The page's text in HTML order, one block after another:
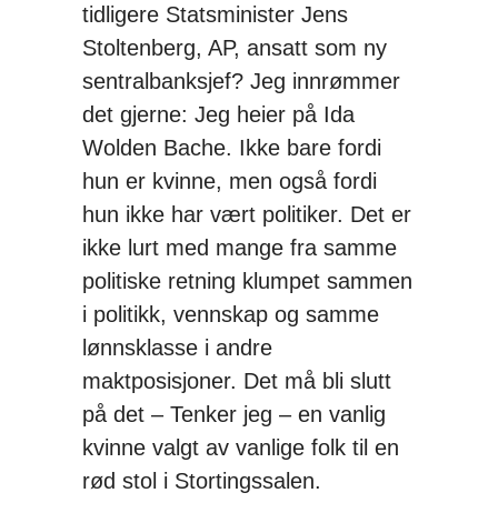
tidligere Statsminister Jens
Stoltenberg, AP, ansatt som ny
sentralbanksjef? Jeg innrømmer
det gjerne: Jeg heier på Ida
Wolden Bache. Ikke bare fordi
hun er kvinne, men også fordi
hun ikke har vært politiker. Det er
ikke lurt med mange fra samme
politiske retning klumpet sammen
i politikk, vennskap og samme
lønnsklasse i andre
maktposisjoner. Det må bli slutt
på det – Tenker jeg – en vanlig
kvinne valgt av vanlige folk til en
rød stol i Stortingssalen.